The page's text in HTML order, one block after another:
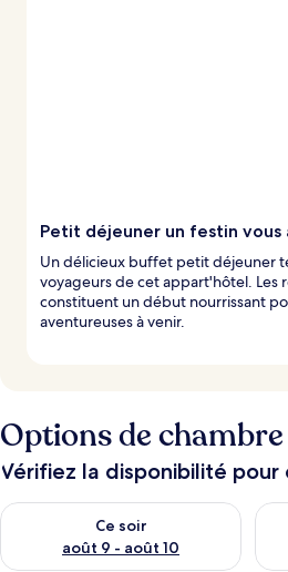
Petit déjeuner un festin
Un délicieux buffet petit déjeuner
voyageurs de cet appart'hôtel. Les
constituent un début nourrissant
aventureuses à venir.
Options de chambre
Vérifiez la disponibilité pour
Ce soir
août 9 - août 10
Vérifier la disponibilité pour ce soir